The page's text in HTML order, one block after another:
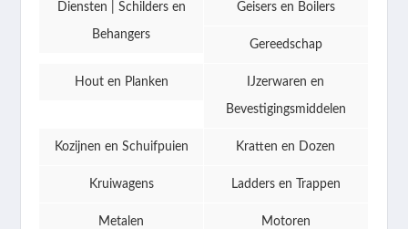
Diensten | Schilders en
Behangers
Geisers en Boilers
Gereedschap
Hout en Planken IJzerwaren en
Bevestigingsmiddelen
Kozijnen en Schuifpuien Kratten en Dozen
Kruiwagens Ladders en Trappen
Metalen Motoren